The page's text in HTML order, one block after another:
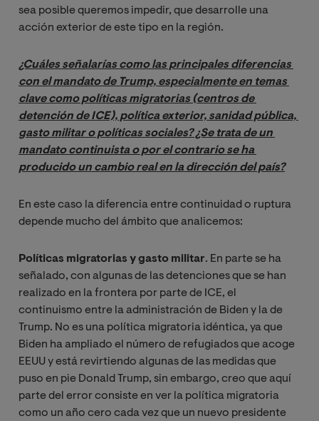
sea posible queremos impedir, que desarrolle una
acción exterior de este tipo en la región.
¿Cuáles señalarías como las principales diferencias
con el mandato de Trump, especialmente en temas
clave como políticas migratorias (centros de
detención de ICE), política exterior, sanidad pública,
gasto militar o políticas sociales? ¿Se trata de un
mandato continuista o por el contrario se ha
producido un cambio real en la dirección del país?
En este caso la diferencia entre continuidad o ruptura
depende mucho del ámbito que analicemos:
Políticas migratorias y gasto militar. En parte se ha
señalado, con algunas de las detenciones que se han
realizado en la frontera por parte de ICE, el
continuismo entre la administración de Biden y la de
Trump. No es una política migratoria idéntica, ya que
Biden ha ampliado el número de refugiados que acoge
EEUU y está revirtiendo algunas de las medidas que
puso en pie Donald Trump, sin embargo, creo que aquí
parte del error consiste en ver la política migratoria
como un año cero cada vez que un nuevo presidente